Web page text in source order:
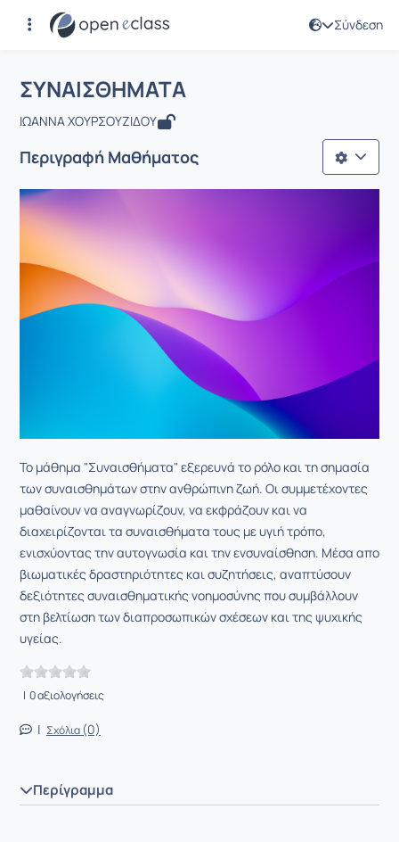
Σύνδεση
Αρχική Σελίδα
Μάθημα : ΣΥΝΑΙΣΘΗΜΑΤΑ
ΣΥΝΑΙΣΘΗΜΑΤΑ
ΙΩΑΝΝΑ ΧΟΥΡΣΟΥΖΙΔΟΥ
Περιγραφή Μαθήματος
Το μάθημα "Συναισθήματα" εξερευνά το ρόλο και τη σημασία
των συναισθημάτων στην ανθρώπινη ζωή. Οι συμμετέχοντες
μαθαίνουν να αναγνωρίζουν, να εκφράζουν και να
διαχειρίζονται τα συναισθήματα τους με υγιή τρόπο,
ενισχύοντας την αυτογνωσία και την ενσυναίσθηση. Μέσα απο
βιωματικές δραστηριότητες και συζητήσεις, αναπτύσουν
δεξιότητες συναισθηματικής νοημοσύνης που συμβάλλουν
στη βελτίωση των διαπροσωπικών σχέσεων και της ψυχικής
υγείας.
| 0 αξιολογήσεις
| Σχόλια (0)
Περίγραμμα